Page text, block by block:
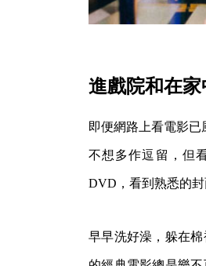
進戲院和在家
即便網路上看電影
不想多作逗留，但
DVD，看到熟悉的
早早洗好澡，躲在